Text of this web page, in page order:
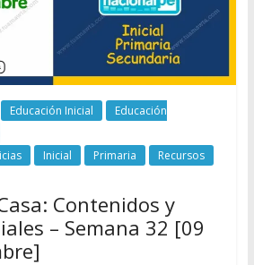
Educación Inicial
Educación
Inicial Primaria
Recursos
Contenidos y
– Semana 32 [09